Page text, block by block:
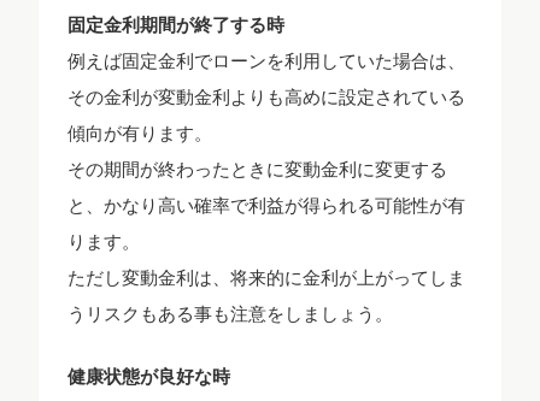
固定金利期間が終了する時
例えば固定金利でローンを利用していた場合は、
その金利が変動金利よりも高めに設定されている
傾向が有ります。
その期間が終わったときに変動金利に変更する
と、かなり高い確率で利益が得られる可能性が有
ります。
ただし変動金利は、将来的に金利が上がってしま
うリスクもある事も注意をしましょう。
健康状態が良好な時